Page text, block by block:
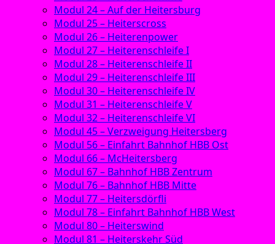
Modul 24 – Auf der Heitersburg
Modul 25 – Heiterscross
Modul 26 – Heiterenpower
Modul 27 – Heiterenschleife I
Modul 28 – Heiterenschleife II
Modul 29 – Heiterenschleife III
Modul 30 – Heiterenschleife IV
Modul 31 – Heiterenschleife V
Modul 32 – Heiterenschleife VI
Modul 45 – Verzweigung Heitersberg
Modul 56 – Einfahrt Bahnhof HBB Ost
Modul 66 – McHeitersberg
Modul 67 – Bahnhof HBB Zentrum
Modul 76 – Bahnhof HBB Mitte
Modul 77 – Heitersdörfli
Modul 78 – Einfahrt Bahnhof HBB West
Modul 80 – Heiterswind
Modul 81 – Heiterskehr Süd